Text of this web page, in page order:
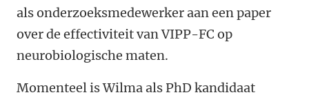
als onderzoeksmedewerker aan een paper
over de effectiviteit van VIPP-FC op
neurobiologische maten.
Momenteel is Wilma als PhD kandidaat